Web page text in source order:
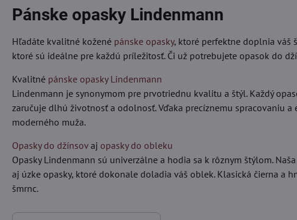
Pánske opasky Lindenmann
Hľadáte kvalitné kožené pánske opasky, ktoré perfektne doplnia váš
ktoré sú ideálne pre každú príležitosť. Či už potrebujete opasok do
Kvalitné pánske opasky Lindenmann
Lindenmann je synonymom pre prvotriednu kvalitu a štýl. Každý
zaručuje dlhú životnosť a odolnosť. Vďaka precíznemu spracovaniu
moderného muža.
Opasky do džínsovaj opasky do obleku
Opasky Lindenmann sú univerzálne a hodia sa k rôznym štýlom.
aj úzke opasky, ktoré dokonale doladia váš oblek. Klasická čierna a
šmrnc.